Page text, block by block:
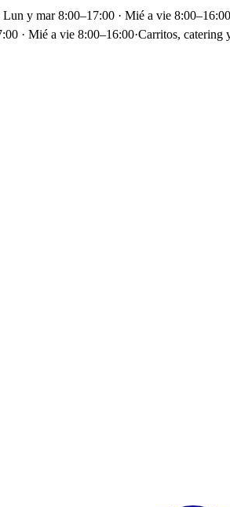
Lun y mar 8:00–17:00 · Mié a vie 8:00–16:00
· Mié a vie 8:00–16:00·Carritos, catering